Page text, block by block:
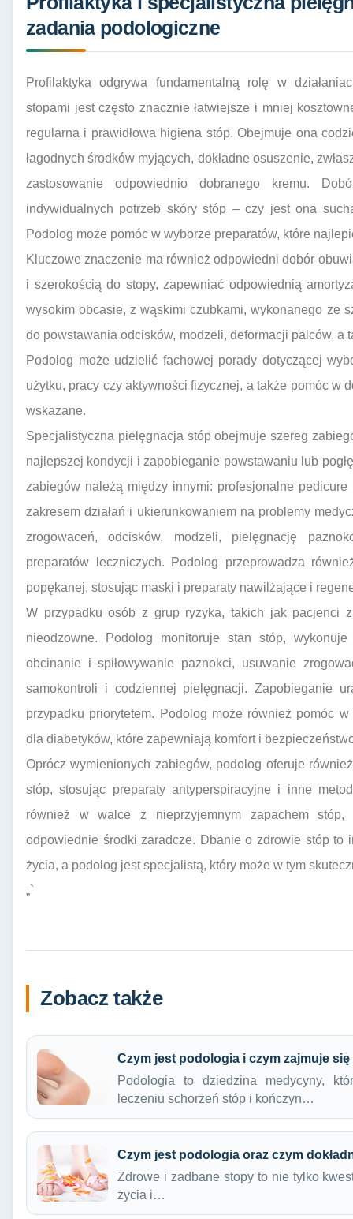
zadania podologiczne
Profilaktyka odgrywa fundamentalną rolę w
stopami jest często znacznie łatwiejsze i mniej
regularna i prawidłowa higiena stóp. Obejmuje ona
łagodnych środków myjących, dokładne osuszenie,
zastosowanie odpowiednio dobranego kremu.
indywidualnych potrzeb skóry stóp – czy jest ona
Podolog może pomóc w wyborze preparatów, które
Kluczowe znaczenie ma również odpowiedni dobór
i szerokością do stopy, zapewniać odpowiednią
wysokim obcasie, z wąskimi czubkami, wykonanego ze
do powstawania odcisków, modzeli, deformacji palców,
Podolog może udzielić fachowej porady dotyczącej
użytku, pracy czy aktywności fizycznej, a także pomóc w
wskazane.
Specjalistyczna pielęgnacja stóp obejmuje szereg
najlepszej kondycji i zapobieganie powstawaniu lub
zabiegów należą między innymi: profesjonalne
zakresem działań i ukierunkowaniem na problemy
zrogowaceń, odcisków, modzeli, pielęgnację
preparatów leczniczych. Podolog przeprowadza
popękanej, stosując maski i preparaty nawilżające i
W przypadku osób z grup ryzyka, takich jak pacjenci
nieodzowne. Podolog monitoruje stan stóp,
obcinanie i spiłowywanie paznokci, usuwanie
samokontroli i codziennej pielęgnacji. Zapobieganie
przypadku priorytetem. Podolog może również pomóc
dla diabetyków, które zapewniają komfort i
Oprócz wymienionych zabiegów, podolog oferuje
stóp, stosując preparaty antyperspiracyjne i inne
również w walce z nieprzyjemnym zapachem
odpowiednie środki zaradcze. Dbanie o zdrowie stóp to
życia, a podolog jest specjalistą, który może w tym
„`
Zobacz także
Czym jest podologia i czym zajmuje
Podologia to dziedzina medycyny,
leczeniu schorzeń stóp i kończyn…
Czym jest podologia oraz czym
Zdrowe i zadbane stopy to nie tylko
życia i…